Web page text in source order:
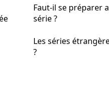
Faut-il se préparer
série ?
Les séries
?